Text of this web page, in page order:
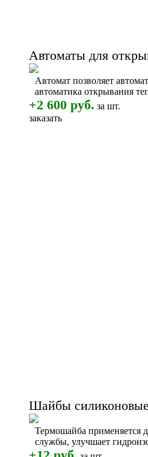
Автоматы для
Автомат позволяет
автоматика открывания
+2 600 руб. за шт.
заказать
Шайбы cиликоновые
Термошайба применяется
службы, улучшает